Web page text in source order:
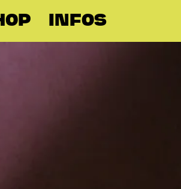
INFOS